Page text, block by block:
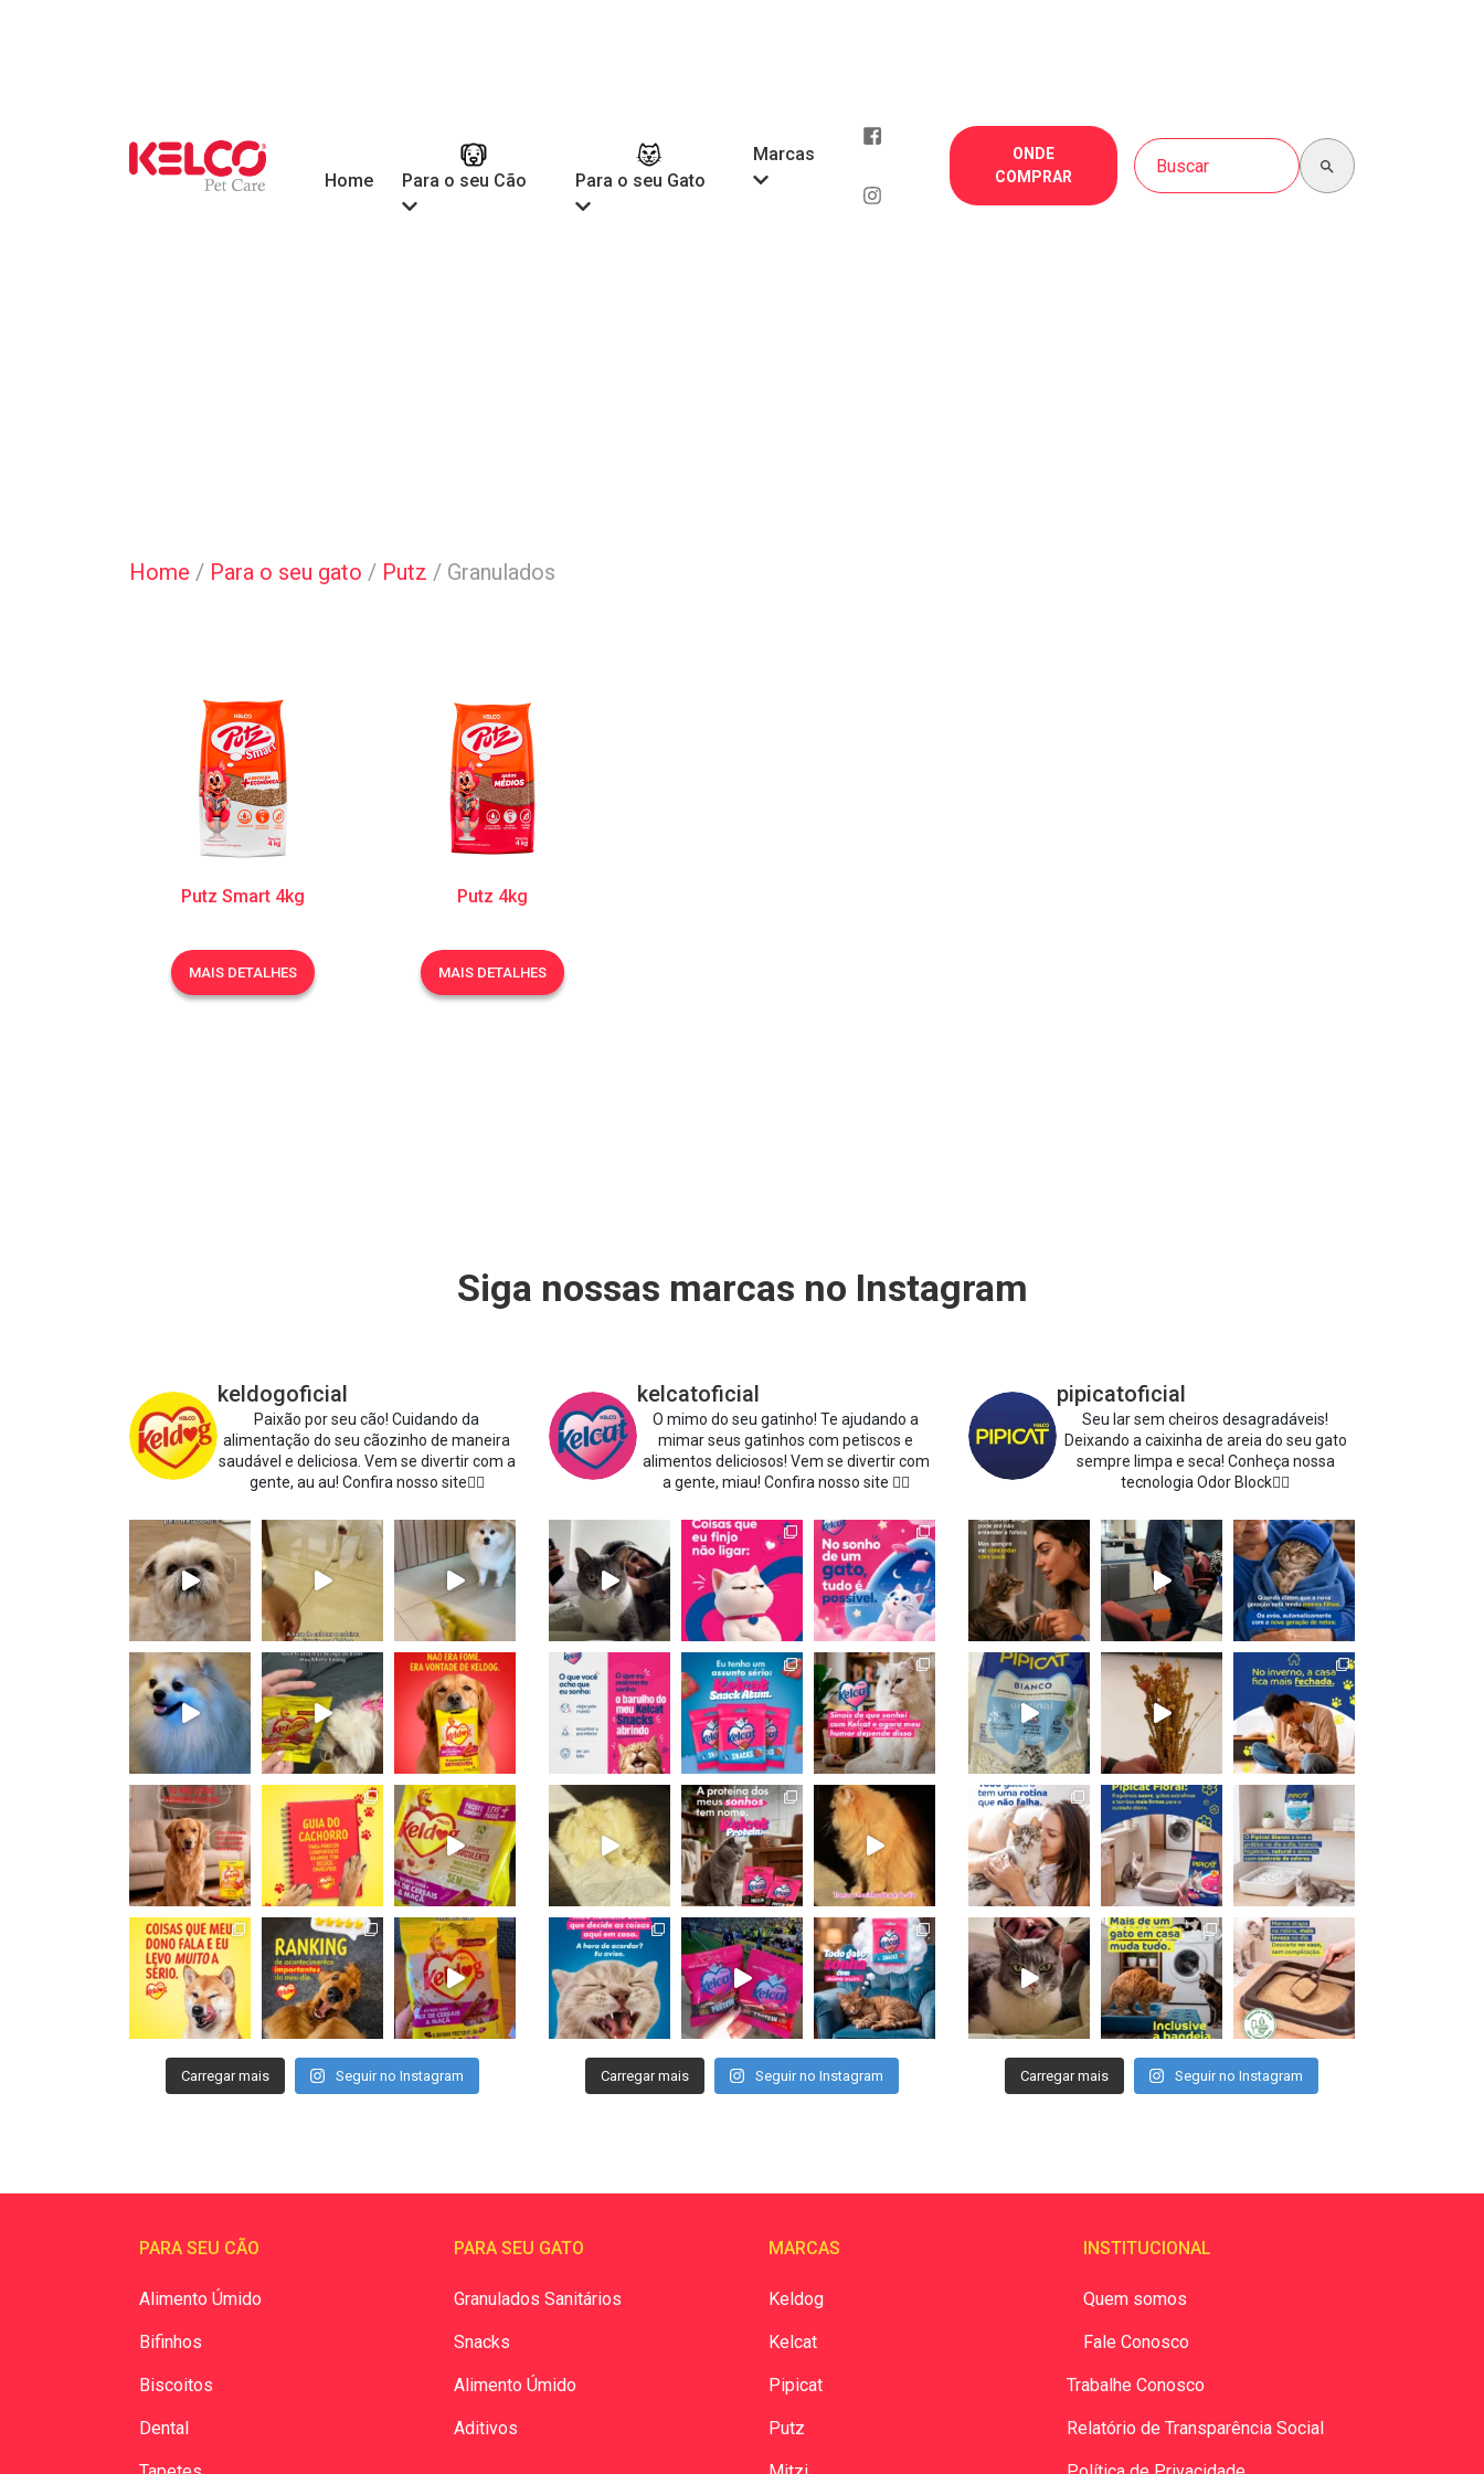
Home Para o seu Cão Para o seu Gato
Marcas
ONDE
COMPRAR
Buscar no site
Home / Para o seu gato / Putz / Granulados
Putz Smart 4kg
MAIS DETALHES
Putz 4kg
MAIS DETALHES
Siga nossas marcas no Instagram
keldogoficial
Paixão por seu cão! Cuidando da
alimentação do seu cãozinho de maneira
saudável e deliciosa. Vem se divertir com a
gente, au au! Confira nosso site👇🏻
Carregar mais Seguir no Instagram
kelcatoficial
O mimo do seu gatinho! Te ajudando a
mimar seus gatinhos com petiscos e
alimentos deliciosos! Vem se divertir com
a gente, miau! Confira nosso site 👇🏻
Carregar mais Seguir no Instagram
pipicatoficial
Seu lar sem cheiros desagradáveis!
Deixando a caixinha de areia do seu gato
sempre limpa e seca! Conheça nossa
tecnologia Odor Block👇🏻
Carregar mais Seguir no Instagram
PARA SEU CÃO
Alimento Úmido
Bifinhos
Biscoitos
Dental
PARA SEU GATO
Granulados Sanitários
Snacks
Alimento Úmido
Aditivos
MARCAS
Keldog
Kelcat
Pipicat
Putz
INSTITUCIONAL
Quem somos
Fale Conosco
Trabalhe Conosco
Relatório de Transparência Social